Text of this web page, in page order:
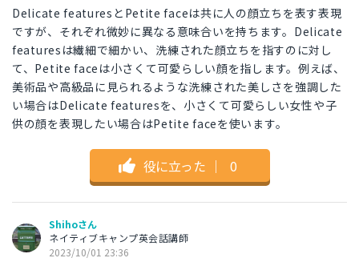
Delicate featuresとPetite faceは共に人の顔立ちを表す表現
ですが、それぞれ微妙に異なる意味合いを持ちます。Delicate
featuresは繊細で細かい、洗練された顔立ちを指すのに対し
て、Petite faceは小さくて可愛らしい顔を指します。例えば、
美術品や高級品に見られるような洗練された美しさを強調した
い場合はDelicate featuresを、小さくて可愛らしい女性や子
供の顔を表現したい場合はPetite faceを使います。
役に立った ｜ 0
Shihoさん
ネイティブキャンプ英会話講師
2023/10/01 23:36